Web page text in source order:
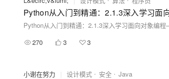
Python从入门到精通：2.1.3深入学习
Python从入门到精通：2.1.3深入学习面向对象编
270
3 3
小谢在努力 | 设计模式 安全 Java